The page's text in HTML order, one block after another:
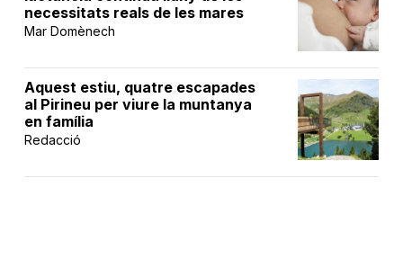
necessitats reals de les mares
Mar Domènech
Aquest estiu, quatre escapades
al Pirineu per viure la muntanya
en família
Redacció